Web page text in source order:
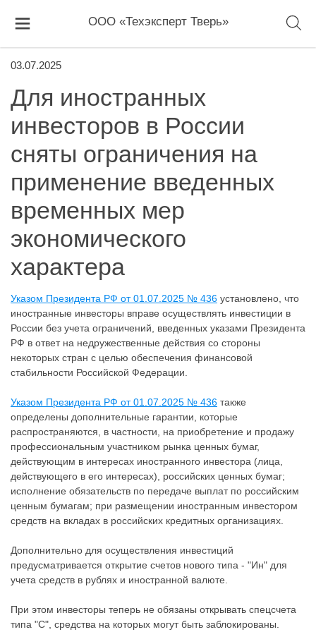
ООО «Техэксперт Тверь»
03.07.2025
Для иностранных
инвесторов в России
сняты ограничения на
применение введенных
временных мер
экономического
характера
Указом Президента РФ от 01.07.2025 № 436 установлено, что
иностранные инвесторы вправе осуществлять инвестиции в
России без учета ограничений, введенных указами Президента
РФ в ответ на недружественные действия со стороны
некоторых стран с целью обеспечения финансовой
стабильности Российской Федерации.
Указом Президента РФ от 01.07.2025 № 436 также
определены дополнительные гарантии, которые
распространяются, в частности, на приобретение и продажу
профессиональным участником рынка ценных бумаг,
действующим в интересах иностранного инвестора (лица,
действующего в его интересах), российских ценных бумаг;
исполнение обязательств по передаче выплат по российским
ценным бумагам; при размещении иностранным инвестором
средств на вкладах в российских кредитных организациях.
Дополнительно для осуществления инвестиций
предусматривается открытие счетов нового типа - "Ин" для
учета средств в рублях и иностранной валюте.
При этом инвесторы теперь не обязаны открывать спецсчета
типа "С", средства на которых могут быть заблокированы.